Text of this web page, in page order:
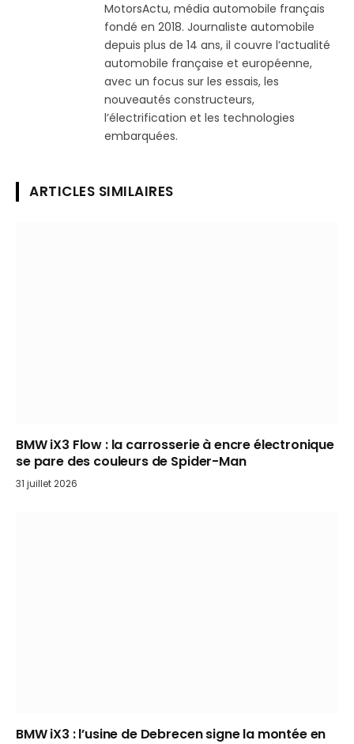
MotorsActu, média automobile français
fondé en 2018. Journaliste automobile
depuis plus de 14 ans, il couvre l’actualité
automobile française et européenne,
avec un focus sur les essais, les
nouveautés constructeurs,
l’électrification et les technologies
embarquées.
ARTICLES SIMILAIRES
BMW iX3 Flow : la carrosserie à encre électronique
se pare des couleurs de Spider-Man
31 juillet 2026
BMW iX3 : l’usine de Debrecen signe la montée en